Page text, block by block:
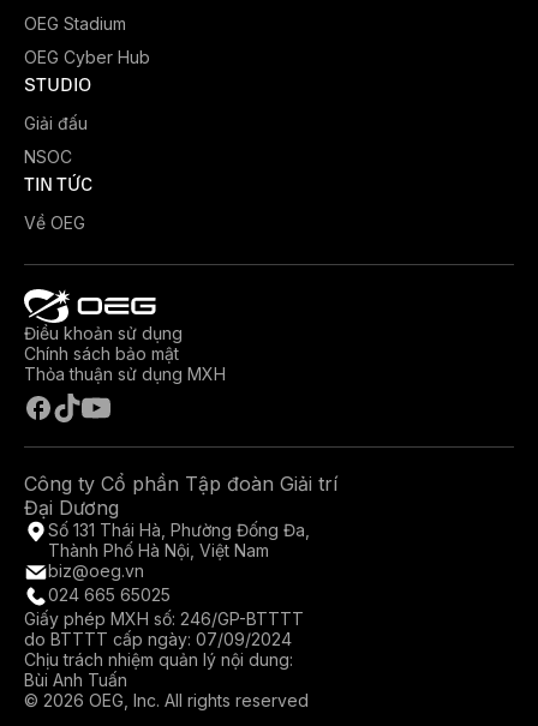
OEG Stadium
OEG Cyber Hub
STUDIO
Giải đấu
NSOC
TIN TỨC
Về OEG
Điều khoản sử dụng
Chính sách bảo mật
Thỏa thuận sử dụng MXH
Công ty Cổ phần Tập đoàn Giải trí
Đại Dương
Số 131 Thái Hà, Phường Đống Đa,
Thành Phố Hà Nội, Việt Nam
biz@oeg.vn
024 665 65025
Giấy phép MXH số: 246/GP-BTTTT
do BTTTT cấp ngày: 07/09/2024
Chịu trách nhiệm quản lý nội dung:
Bùi Anh Tuấn
© 2026 OEG, Inc. All rights reserved